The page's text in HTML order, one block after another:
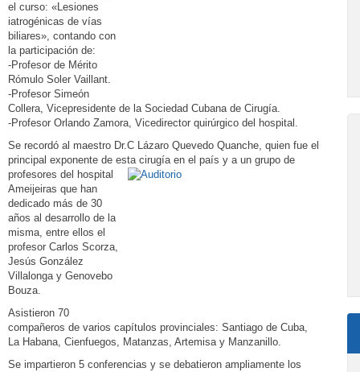
el curso: «Lesiones
iatrogénicas de vías
biliares», contando con
la participación de:
-Profesor de Mérito
Rómulo Soler Vaillant.
-Profesor Simeón
Collera, Vicepresidente de la Sociedad Cubana de Cirugía.
-Profesor Orlando Zamora, Vicedirector quirúrgico del hospital.
Se recordó al maestro Dr.C Lázaro Quevedo Quanche, quien fue el
principal exponente de esta cirugía en el país y a un grupo de
profesores del hospital
Ameijeiras que han
dedicado más de 30
años al desarrollo de la
misma, entre ellos el
profesor Carlos Scorza,
Jesús González
Villalonga y Genovebo
Bouza.
Asistieron 70
compañeros de varios capítulos provinciales: Santiago de Cuba,
La Habana, Cienfuegos, Matanzas, Artemisa y Manzanillo.
Se impartieron 5 conferencias y se debatieron ampliamente los